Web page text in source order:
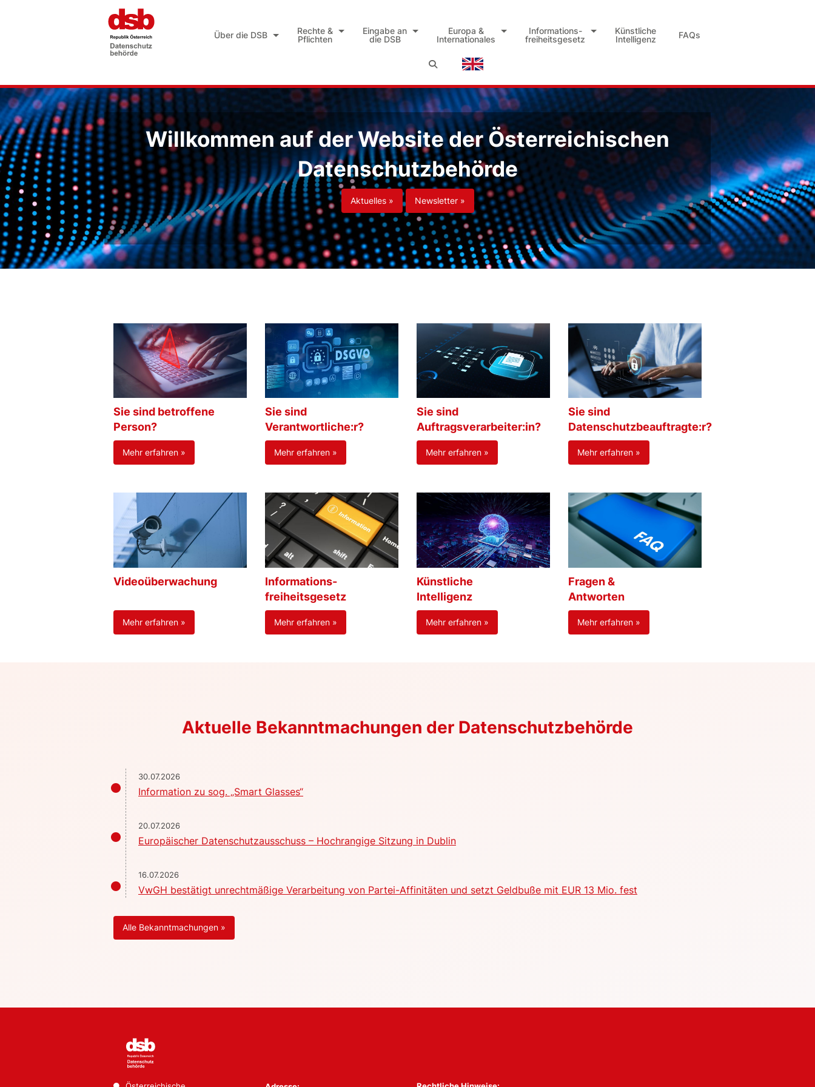
Über die DSB
Rechte &
Pflichten
Eingabe an
die DSB
Europa &
Internationales
Informations-
freiheitsgesetz
Künstliche
Intelligenz
FAQs
Willkommen auf der Website der Österreichischen
Datenschutzbehörde
Aktuelles » Newsletter »
Sie sind betroffene
Person?
Mehr erfahren »
Sie sind
Verantwortliche:r?
Mehr erfahren »
Sie sind
Auftragsverarbeiter:in?
Mehr erfahren »
Sie sind
Datenschutzbeauftragte:r?
Mehr erfahren »
Videoüberwachung
Mehr erfahren »
Informations-
freiheitsgesetz
Mehr erfahren »
Künstliche
Intelligenz
Mehr erfahren »
Fragen &
Antworten
Mehr erfahren »
Aktuelle Bekanntmachungen der Datenschutzbehörde
30.07.2026
Information zu sog. „Smart Glasses“
20.07.2026
Europäischer Datenschutzausschuss – Hochrangige Sitzung in Dublin
16.07.2026
VwGH bestätigt unrechtmäßige Verarbeitung von Partei-Affinitäten und setzt Geldbuße mit EUR 13 Mio. fest
Alle Bekanntmachungen »